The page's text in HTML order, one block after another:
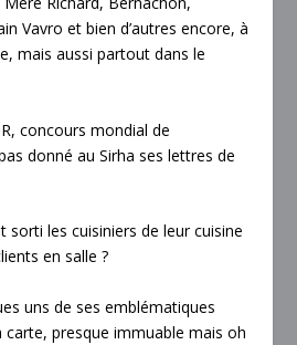
Vavro et bien d’autres encore, à
mais aussi partout dans le
concours mondial de
donné au Sirha ses lettres de
sorti les cuisiniers de leur cuisine
en salle ?
uns de ses emblématiques
carte, presque immuable mais oh